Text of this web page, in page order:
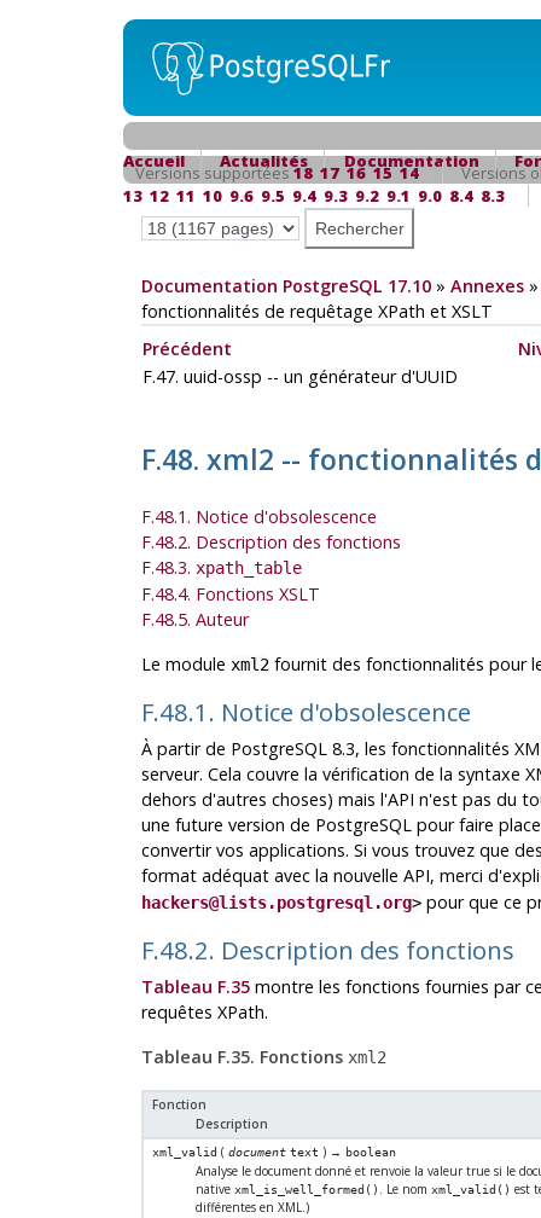
Accueil Actualités Documentation
Versions supportées18 17 16 15 14
Versions
13 12 11 10 9.6 9.5 9.4 9.3 9.2 9.1 9.0 8.4 8.3
Documentation PostgreSQL 17.10» Annexes
fonctionnalités de requêtage XPath et XSLT
Précédent
F.47. uuid-ossp -- un générateur d'UUID
F.48. xml2 -- fonctionnalités
F.48.1. Notice d'obsolescence
F.48.2. Description des fonctions
F.48.3. xpath_table
F.48.4. Fonctions XSLT
F.48.5. Auteur
Le module xml2fournit des fonctionnalités pour
F.48.1. Notice d'obsolescence
À partir de PostgreSQL8.3, les fonctionnalités
serveur. Cela couvre la vérification de la syntaxe
dehors d'autres choses) mais l'API n'est pas du
une future version de PostgreSQL pour faire
convertir vos applications. Si vous trouvez que
format adéquat avec la nouvelle API, merci
hackers@lists.postgresql.org>pour que ce
F.48.2. Description des fonctions
Tableau F.35montre les fonctions fournies par
requêtes XPath.
Tableau F.35. Fonctions xml2
Fonction
Description
xml_valid (document text ) → boolean
Analyse le document donné et renvoie la valeur true si le
native xml_is_well_formed() . Le nom xml_valid() est
différentes en XML.)